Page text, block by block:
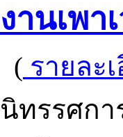
งานเพา
( รายละ
นิทรรศกา